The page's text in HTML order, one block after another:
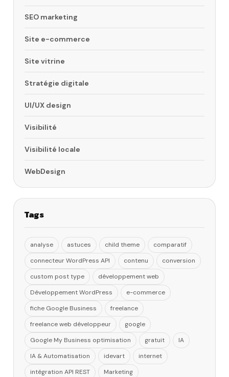
SEO marketing
Site e-commerce
Site vitrine
Stratégie digitale
UI/UX design
Visibilité
Visibilité locale
WebDesign
Tags
analyse astuces child theme
comparatif
connecteur WordPress API
contenu
conversion
custom post type
développement web
Développement WordPress
e-commerce
fiche Google Business
freelance
freelance web développeur
google
Google My Business optimisation
gratuit
IA
IA & Automatisation
idevart
internet
intégration API REST
Marketing